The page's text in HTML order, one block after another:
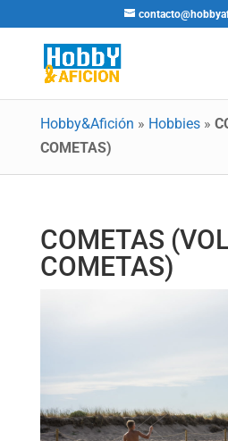
Hobby&Afición » Hobbies»
COMETAS)
COMETAS
COMETAS)